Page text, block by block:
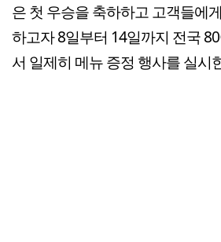
은 첫 우승을 축하하고 고객들에
하고자 8일부터 14일까지 전국
서 일제히 메뉴 증정 행사를 실시